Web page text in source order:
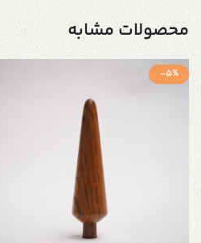
محصولات مشابه
-5%